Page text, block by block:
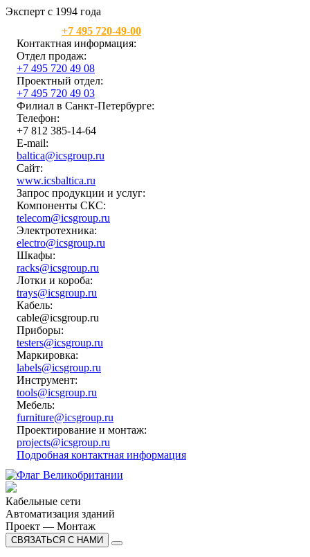
Эксперт с 1994 года
+7 495 720-49-00
Контактная информация:
Отдел продаж:
+7 495 720 49 08
Проектный отдел:
+7 495 720 49 03
Филиал в Санкт-Петербурге:
Телефон:
+7 812 385-14-64
E-mail:
baltica@icsgroup.ru
Сайт:
www.icsbaltica.ru
Запрос продукции и услуг:
Компоненты СКС:
telecom@icsgroup.ru
Электротехника:
electro@icsgroup.ru
Шкафы:
racks@icsgroup.ru
Лотки и короба:
trays@icsgroup.ru
Кабель:
cable@icsgroup.ru
Приборы:
testers@icsgroup.ru
Маркировка:
labels@icsgroup.ru
Инструмент:
tools@icsgroup.ru
Мебель:
furniture@icsgroup.ru
Проектирование и монтаж:
projects@icsgroup.ru
Подробная контактная информация
Кабельные сети
Автоматизация зданий
Проект — Монтаж
СВЯЗАТЬСЯ С НАМИ